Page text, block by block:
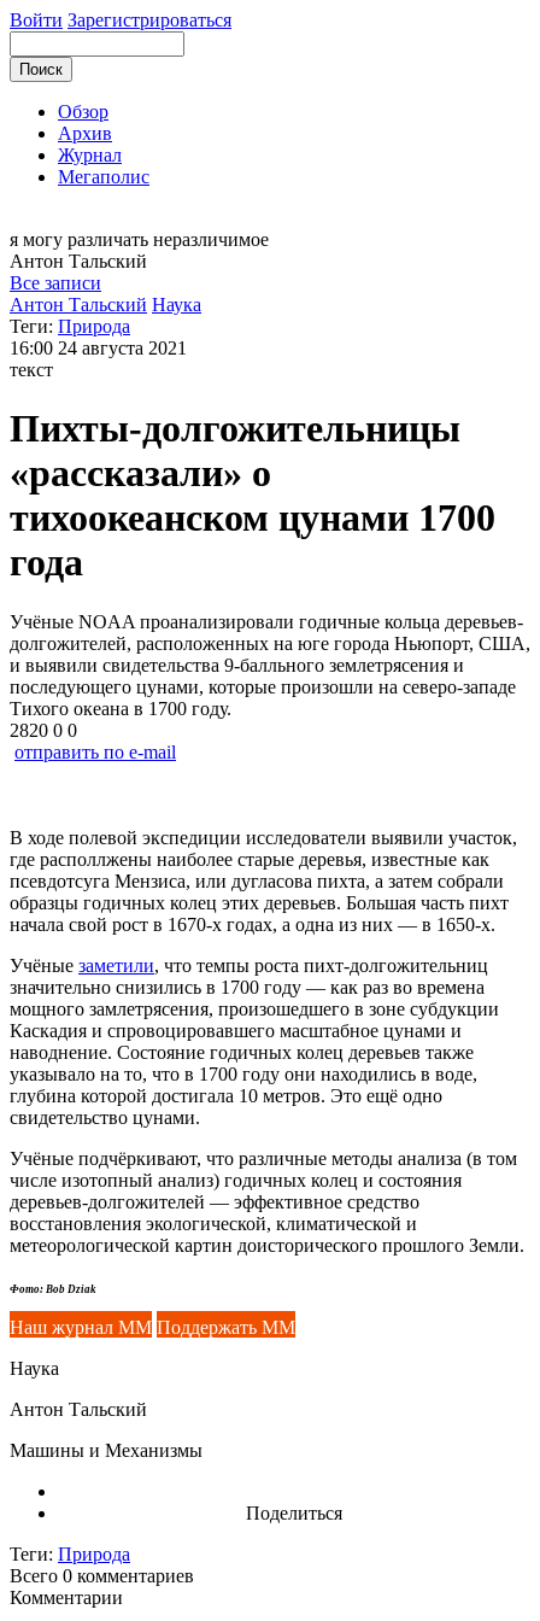
Войти Зарегистрироваться
Обзор
Архив
Журнал
Мегаполис
я могу различать неразличимое
Антон Тальский
Все записи
Антон Тальский Наука
Теги: Природа
16:00 24 августа 2021
текст
Пихты-долгожительницы
«рассказали» о
тихоокеанском цунами 1700
года
Учёные NOAA проанализировали годичные кольца деревьев-
долгожителей, расположенных на юге города Ньюпорт, США,
и выявили свидетельства 9-балльного землетрясения и
последующего цунами, которые произошли на северо-западе
Тихого океана в 1700 году.
2820 0 0
отправить по e-mail
В ходе полевой экспедиции исследователи выявили участок,
где располлжены наиболее старые деревья, известные как
псевдотсуга Мензиса, или дугласова пихта, а затем собрали
образцы годичных колец этих деревьев. Большая часть пихт
начала свой рост в 1670-х годах, а одна из них — в 1650-х.
Учёные заметили, что темпы роста пихт-долгожительниц
значительно снизились в 1700 году — как раз во времена
мощного замлетрясения, произошедшего в зоне субдукции
Каскадия и спровоцировавшего масштабное цунами и
наводнение. Состояние годичных колец деревьев также
указывало на то, что в 1700 году они находились в воде,
глубина которой достигала 10 метров. Это ещё одно
свидетельство цунами.
Учёные подчëркивают, что различные методы анализа (в том
числе изотопный анализ) годичных колец и состояния
деревьев-долгожителей — эффективное средство
восстановления экологической, климатической и
метеорологической картин доисторического прошлого Земли.
Фото: Bob Dziak
Наш журнал ММ Поддержать ММ
Наука
Антон Тальский
Машины и Механизмы
Поделиться
Теги: Природа
Всего 0 комментариев
Комментарии